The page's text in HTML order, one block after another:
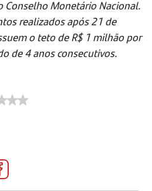
Conselho Monetário Nacional.
realizados após 21 de
o teto de R$ 1 milhão por
de 4 anos consecutivos.